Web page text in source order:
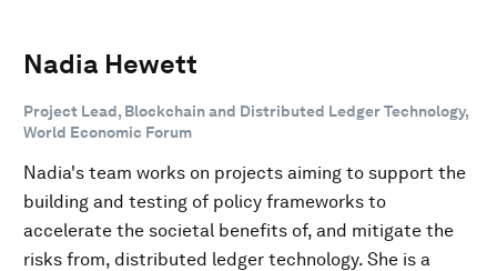
Nadia Hewett
Project Lead, Blockchain and Distributed Ledger Technology,
World Economic Forum
Nadia's team works on projects aiming to support the
building and testing of policy frameworks to
accelerate the societal benefits of, and mitigate the
risks from, distributed ledger technology. She is a